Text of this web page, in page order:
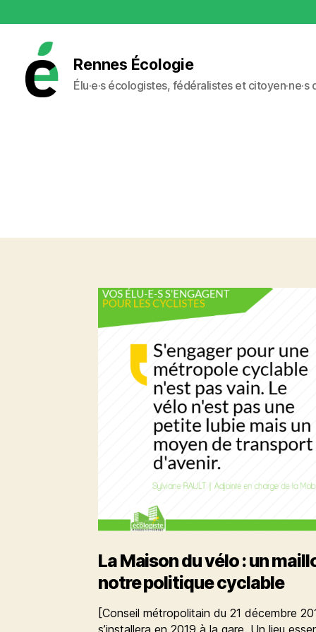
Rennes Écologie
Élu·e·s écologistes, fédéralistes et
La Maison du vélo : un
notre politique cyclable
[Conseil métropolitain du 21 décembre
s’installera en 2019 à la gare. Un lieu